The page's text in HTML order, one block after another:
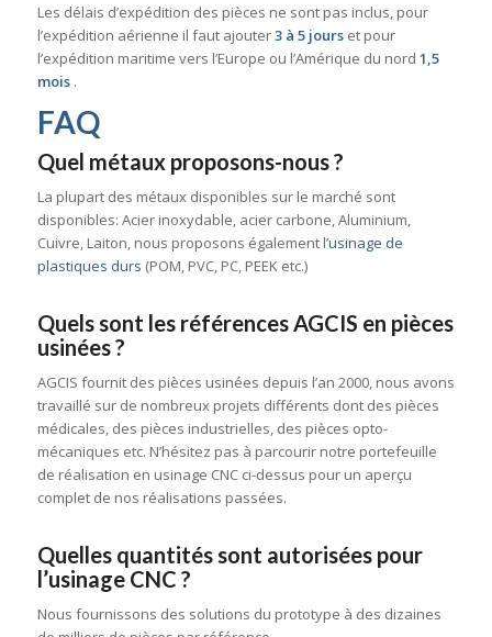
Les délais d’expédition des pièces ne sont pas inclus, pour
l’expédition aérienne il faut ajouter3 à 5 jourset pour
l’expédition maritime vers l’Europe ou l’Amérique du nord 1,5
mois.
FAQ
Quel métaux proposons-nous ?
La plupart des métaux disponibles sur le marché sont
disponibles: Acier inoxydable, acier carbone, Aluminium,
Cuivre, Laiton, nous proposons également l’usinage de
plastiques durs (POM, PVC, PC, PEEK etc.)
Quels sont les références AGCIS en pièces
usinées ?
AGCIS fournit des pièces usinées depuis l’an 2000, nous avons
travaillé sur de nombreux projets différents dont des pièces
médicales, des pièces industrielles, des pièces opto-
mécaniques etc. N’hésitez pas à parcourir notre portefeuille
de réalisation en usinage CNC ci-dessus pour un aperçu
complet de nos réalisations passées.
Quelles quantités sont autorisées pour
l’usinage CNC ?
Nous fournissons des solutions du prototype à des dizaines